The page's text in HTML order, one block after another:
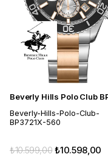
Beverly-Hills-Polo-Club-
BP3721X-560
₺10.598,00
₺10.599,00